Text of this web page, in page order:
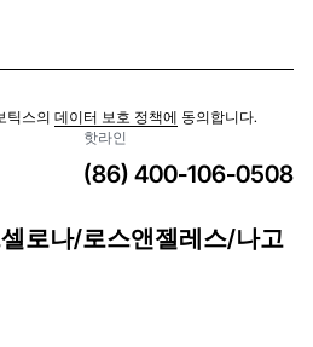
틱스의데이터 보호 정책에 동의합니다.
핫라인
(86) 400-106-0508
로나/로스앤젤레스/나고